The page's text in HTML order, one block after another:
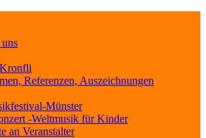
Referenzen, Auszeichnungen
Münster
-Weltmusik für Kinder
an Veranstalter